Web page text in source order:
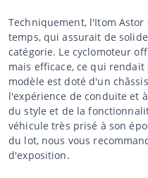
Techniquement, l'Itom
temps, qui assurait de
catégorie. Le cyclomoteur
mais efficace, ce qui
modèle est doté d'un
l'expérience de conduite et
du style et de la
véhicule très prisé à son
du lot, nous vous
d'exposition.